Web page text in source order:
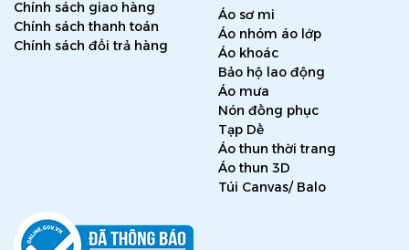
Chính sách giao hàng
Chính sách thanh toán
Chính sách đổi trả hàng
Áo sơ mi
Áo nhóm áo lớp
Áo khoác
Bảo hộ lao động
Áo mưa
Nón đồng phục
Tạp Dề
Áo thun thời trang
Áo thun 3D
Túi Canvas/ Balo